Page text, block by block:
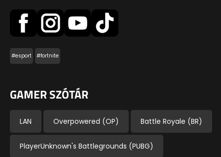
#esport #fortnite
GAMER SZÓTÁR
LAN Overpowered (OP) Battle Royale (BR)
PlayerUnknown's Battlegrounds (PUBG)